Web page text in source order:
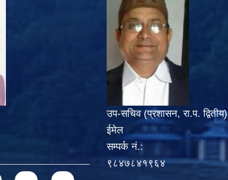
उप-सचिव (प्रशासन, रा.प. द्वितीय)
ईमेल
सम्पर्क नं.:
९८४७८४१९६४